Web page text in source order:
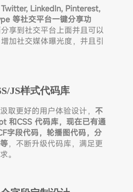
LinkedIn, Pinterest,
等社交平台一键分享功
享到社交平台上面并且可以
加社交媒体曝光度，并且引
JS样式代码库
取更好的用户体验设计， 不
和CSS 代码库，现在已有通
字段代码，轮播图代码，分
，不断升级代码库，满足更
。